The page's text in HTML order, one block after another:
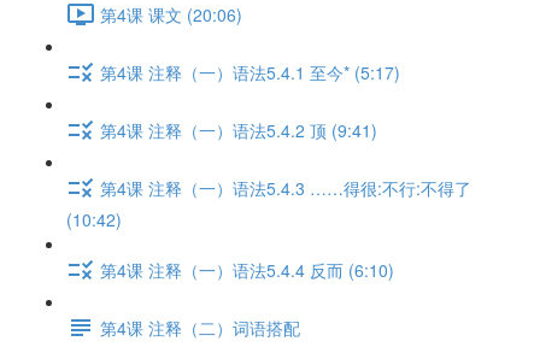
第4课 课文 (20:06)
第4课 注释（一）语法5.4.1 至今* (5:17)
第4课 注释（一）语法5.4.2 顶 (9:41)
第4课 注释（一）语法5.4.3 ……得很:不行:不得了
(10:42)
第4课 注释（一）语法5.4.4 反而 (6:10)
第4课 注释（二）词语搭配